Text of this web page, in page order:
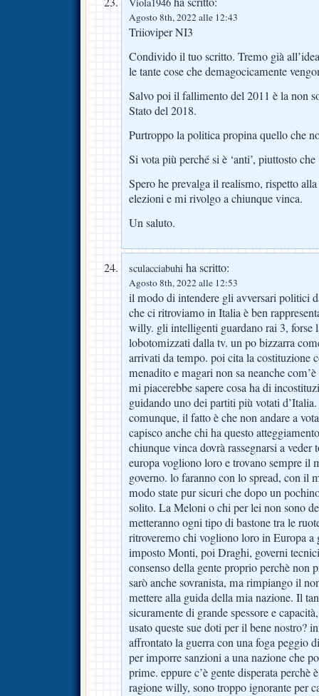
Agosto 8th, 2022 alle 12:43
Triioviper NI3
Condivido il tuo scritto. Tremo già
le tante cose che demagocicamente
Salvo poi il fallimento del 2011 è la non
Stato del 2018.
Purtroppo la politica propina quello che
Si vota più perché si è ‘anti’, piuttosto che
Spero he prevalga il realismo, rispetto
elezioni e mi rivolgo a chiunque vinca.
Un saluto.
sculacciabuhi ha scritto:
Agosto 8th, 2022 alle 12:53
il modo di intendere gli avversari politici
che ci ritroviamo in Italia è ben
willy. gli intelligenti guardano rai 3, forse
lobotomizzati dalla tv. un po bizzarra
arrivati da tempo. poi cita la costituzione
menadito e magari non sa neanche
mi piacerebbe sapere cosa ha di
guidando uno dei partiti più votati d’Italia.
comunque, il fatto è che non andare a
capisco anche chi ha questo
chiunque vinca dovrà rassegnarsi a
europa vogliono loro e trovano sempre il
governo. lo faranno con lo spread, con il
modo state pur sicuri che dopo un
solito. La Meloni o chi per lei non sono
metteranno ogni tipo di bastone tra le
ritroveremo chi vogliono loro in Europa a
imposto Monti, poi Draghi, governi
consenso della gente proprio perchè non
sarò anche sovranista, ma rimpiango il
mettere alla guida della mia nazione. Il
sicuramente di grande spessore e
usato queste sue doti per il bene nostro?
affrontato la guerra con una foga peggio
per imporre sanzioni a una nazione che
prime. eppure c’è gente disperata perchè
ragione willy, sono troppo ignorante per